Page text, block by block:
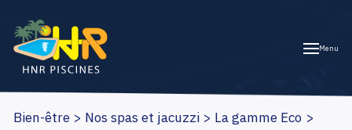
Menu
Bien-être Nos spas et jacuzzi
La gamme Eco